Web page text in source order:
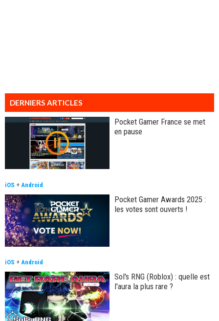
DERNIERS ARTICLES
Pocket Gamer France se met
en pause
iOS + Android
Pocket Gamer Awards 2025 :
les votes sont ouverts !
iOS + Android
Sol's RNG (Roblox) : quelle est
l'aura la plus rare ?